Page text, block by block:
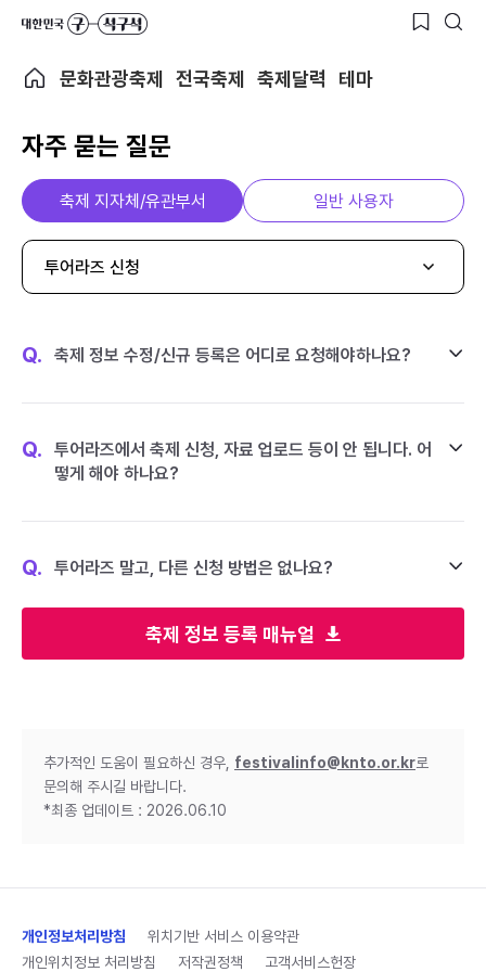
문화관광축제 전국축제 축제달력 테마
자주 묻는 질문
축제 정보 등록 매뉴얼
축제 지자체/유관부서 일반 사용자
투어라즈 신청
Q. 축제 정보 수정/신규 등록은 어디로 요청해야하나요?
Q.
투어라즈에서 축제 신청, 자료 업로드 등이 안 됩니다. 어
떻게 해야 하나요?
Q. 투어라즈 말고, 다른 신청 방법은 없나요?
추가적인 도움이 필요하신 경우, festivalinfo@knto.or.kr로
문의해 주시길 바랍니다.
*최종 업데이트 : 2026.06.10
개인정보처리방침
위치기반 서비스 이용약관
개인위치정보 처리방침
저작권정책 고객서비스헌장